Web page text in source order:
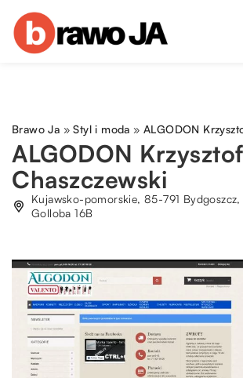
Brawo Ja »Styl i moda »ALGODON
ALGODON Krzysztof
Chaszczewski
Kujawsko-pomorskie, 85-791 Bydgoszcz,
Golloba 16B